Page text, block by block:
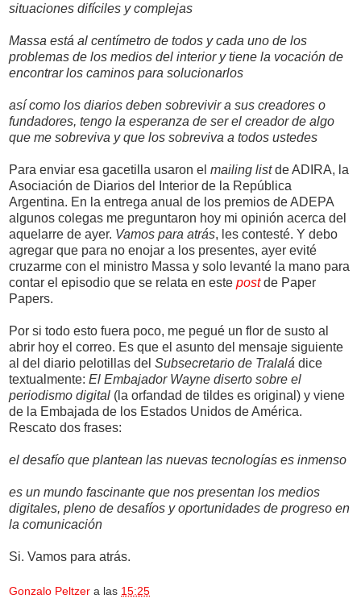
situaciones difíciles y complejas
Massa está al centímetro de todos y cada uno de los
problemas de los medios del interior y tiene la vocación de
encontrar los caminos para solucionarlos
así como los diarios deben sobrevivir a sus creadores o
fundadores, tengo la esperanza de ser el creador de algo
que me sobreviva y que los sobreviva a todos ustedes
Para enviar esa gacetilla usaron el mailing listde ADIRA, la
Asociación de Diarios del Interior de la República
Argentina. En la entrega anual de los premios de ADEPA
algunos colegas me preguntaron hoy mi opinión acerca del
aquelarre de ayer. Vamos para atrás, les contesté. Y debo
agregar que para no enojar a los presentes, ayer evité
cruzarme con el ministro Massa y solo levanté la mano para
contar el episodio que se relata en este postde Paper
Papers.
Por si todo esto fuera poco, me pegué un flor de susto al
abrir hoy el correo. Es que el asunto del mensaje siguiente
al del diario pelotillas del Subsecretario de Tralalá dice
textualmente: El Embajador Wayne diserto sobre el
periodismo digital (la orfandad de tildes es original) y viene
de la Embajada de los Estados Unidos de América.
Rescato dos frases:
el desafío que plantean las nuevas tecnologías es inmenso
es un mundo fascinante que nos presentan los medios
digitales, pleno de desafíos y oportunidades de progreso en
la comunicación
Si. Vamos para atrás.
Gonzalo Peltzer a las 15:25